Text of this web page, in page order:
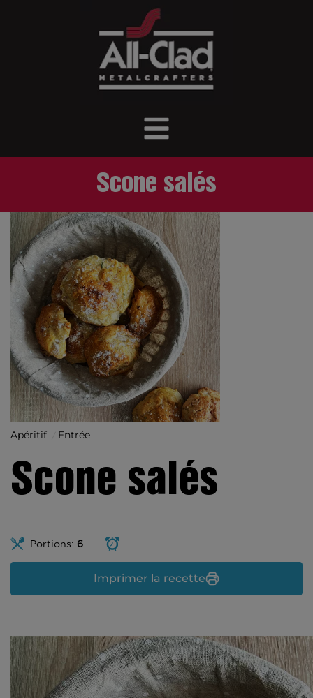
Scone salés
Apéritif Entrée
Scone salés
Portions: 6
Imprimer la recette